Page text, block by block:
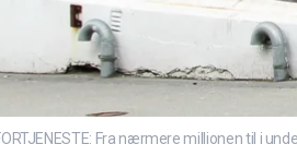
Fra nærmere millionen til i